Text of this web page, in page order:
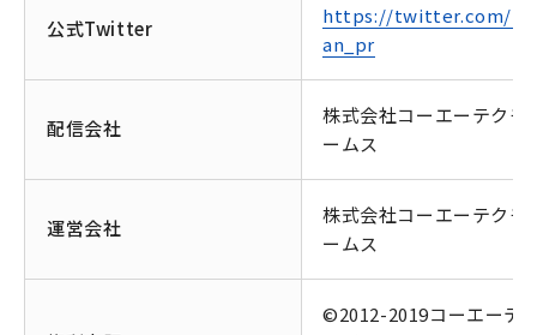
公式Twitter
https://twitter.com/
an_pr
配信会社
株式会社コーエーテクモ
ームス
運営会社
株式会社コーエーテクモ
ームス
©2012-2019コーエーテ